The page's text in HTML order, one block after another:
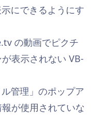
にできるようにす
の動画でピクチ
表示されない VB-
管理」のポップア
が使用されていな